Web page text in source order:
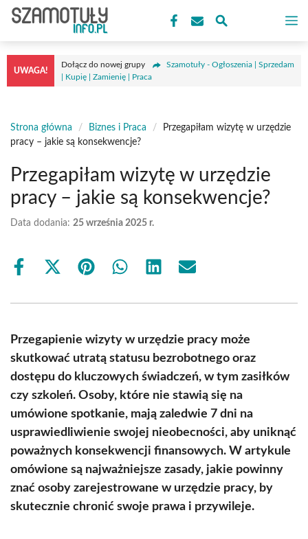
Przejdź
treści
UWAGA!
Dołącz do nowej grupy
Szamotuły - Ogłoszenia | Sprzedam
| Kupię | Zamienię | Praca
Strona główna / Biznes i Praca /
Przegapiłam wizytę w urzędzie
pracy – jakie są konsekwencje?
Przegapiłam wizytę w urzędzie
pracy – jakie są konsekwencje?
Data dodania: 25 września 2025 r.
Share
Share
(Twitter)
Share Share Share Share
Przegapienie wizyty w urzędzie pracy może
skutkować utratą statusu bezrobotnego oraz
dostępu do kluczowych świadczeń, w tym zasiłków
czy szkoleń. Osoby, które nie stawią się na
umówione spotkanie, mają zaledwie 7 dni na
usprawiedliwienie swojej nieobecności, aby uniknąć
poważnych konsekwencji finansowych. W artykule
omówione są najważniejsze zasady, jakie powinny
znać osoby zarejestrowane w urzędzie pracy, by
skutecznie chronić swoje prawa i przywileje.